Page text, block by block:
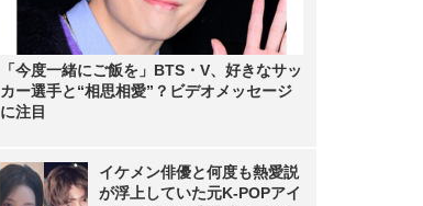
「今度一緒にご飯を」BTS・V、好きなサッ
カー選手と“相思相愛”？ビデオメッセージ
に注目
イケメン俳優と何度も熱愛説
が浮上していた元K-POPアイ